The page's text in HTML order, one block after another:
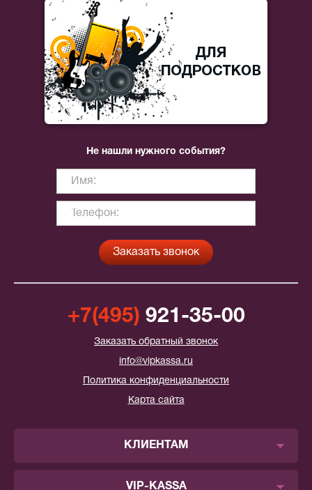
Не нашли нужного события?
+7(495) 921-35-00
Заказать обратный звонок
info@vipkassa.ru
Политика конфиденциальности
Карта сайта
КЛИЕНТАМ
VIP-KASSA